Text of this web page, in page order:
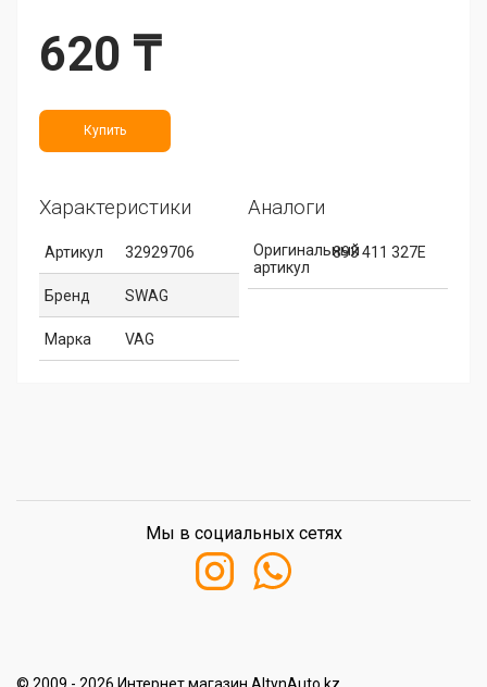
620 ₸
Купить
Характеристики
Артикул 32929706
Бренд SWAG
Марка VAG
Аналоги
Оригинальный
артикул
893 411 327E
Мы в социальных сетях